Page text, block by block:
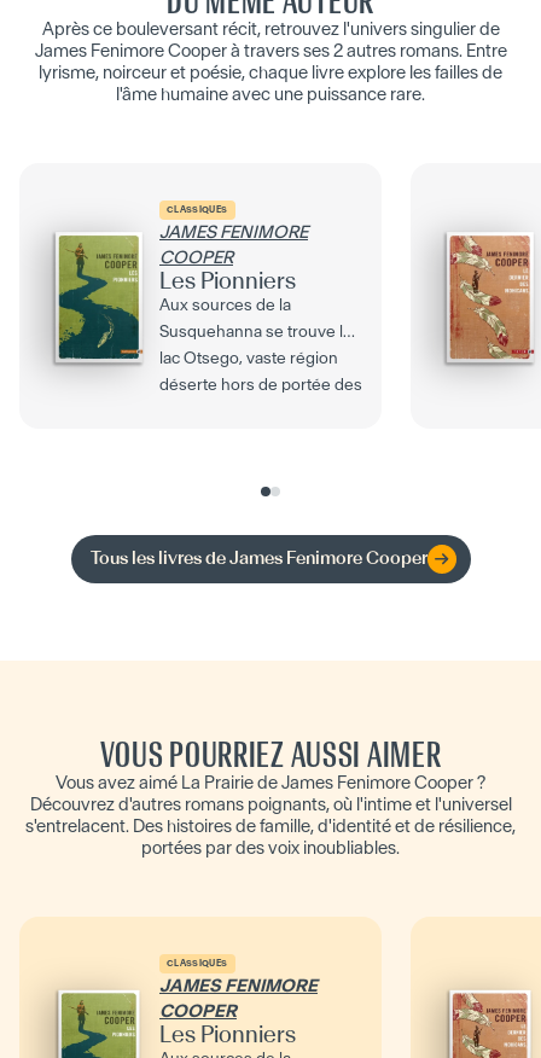
Après ce bouleversant récit, retrouvez l'univers singulier de
James Fenimore Cooper à travers ses 2 autres romans. Entre
lyrisme, noirceur et poésie, chaque livre explore les failles de
l'âme humaine avec une puissance rare.
CLASSIQUES
JAMES FENIMORE
COOPER
Les Pionniers
Aux sources de la
Susquehanna se trouve le
lac Otsego, vaste région
déserte hors de portée des
Tous les livres deJames Fenimore Cooper
VOUS POURRIEZ AUSSI AIMER
Vous avez aimé La Prairie de James Fenimore Cooper ?
Découvrez d'autres romans poignants, où l'intime et l'universel
s'entrelacent. Des histoires de famille, d'identité et de résilience,
portées par des voix inoubliables.
CLASSIQUES
JAMES FENIMORE
COOPER
Les Pionniers